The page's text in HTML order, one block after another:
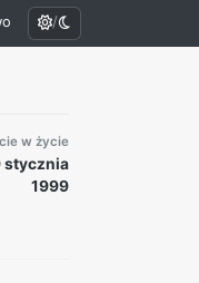
/
w życie
stycznia
1999